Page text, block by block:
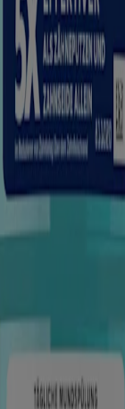
(Gingivitis)
erstmal
nicht mehr mit der
sowie die
entfernen.
Zahnstein?
zu reduzieren,
und dem Einsatz
regelmäßige
Es
mit 6 in 1
entfernt sie bis zu
reinigt die Stellen,
Die Zinkchlorid-
und hilft so, das